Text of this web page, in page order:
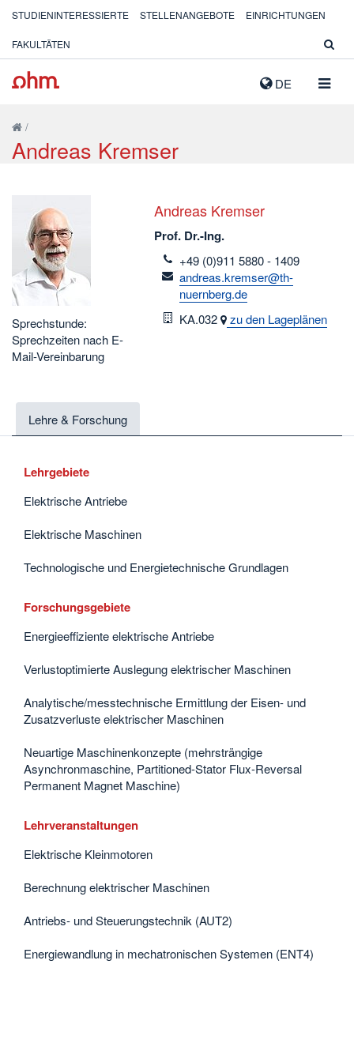
DE
STUDIENINTERESSIERTE STELLENANGEBOTE EINRICHTUNGEN
FAKULTÄTEN
/
Andreas Kremser
Sprechstunde:
Sprechzeiten nach E-
Mail-Vereinbarung
Andreas Kremser
Prof. Dr.-Ing.
telefon
+49 (0)911 5880 - 1409
email
andreas.kremser@th-
nuernberg.de
Raum
KA.032 zu den Lageplänen
Lehre & Forschung
Lehrgebiete
Elektrische Antriebe
Elektrische Maschinen
Technologische und Energietechnische Grundlagen
Forschungsgebiete
Energieeffiziente elektrische Antriebe
Verlustoptimierte Auslegung elektrischer Maschinen
Analytische/messtechnische Ermittlung der Eisen- und
Zusatzverluste elektrischer Maschinen
Neuartige Maschinenkonzepte (mehrsträngige
Asynchronmaschine, Partitioned-Stator Flux-Reversal
Permanent Magnet Maschine)
Lehrveranstaltungen
Elektrische Kleinmotoren
Berechnung elektrischer Maschinen
Antriebs- und Steuerungstechnik (AUT2)
Energiewandlung in mechatronischen Systemen (ENT4)